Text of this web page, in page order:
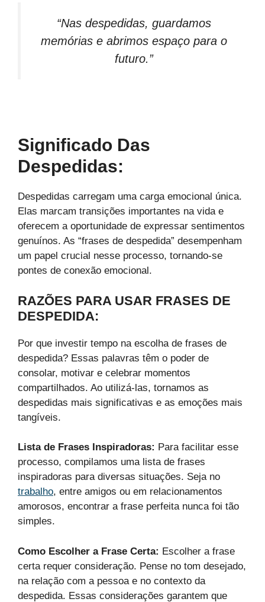
“Nas despedidas, guardamos
memórias e abrimos espaço para o
futuro.”
Significado Das
Despedidas:
Despedidas carregam uma carga emocional única.
Elas marcam transições importantes na vida e
oferecem a oportunidade de expressar sentimentos
genuínos. As “frases de despedida” desempenham
um papel crucial nesse processo, tornando-se
pontes de conexão emocional.
RAZÕES PARA USAR FRASES DE
DESPEDIDA:
Por que investir tempo na escolha de frases de
despedida? Essas palavras têm o poder de
consolar, motivar e celebrar momentos
compartilhados. Ao utilizá-las, tornamos as
despedidas mais significativas e as emoções mais
tangíveis.
Lista de Frases Inspiradoras: Para facilitar esse
processo, compilamos uma lista de frases
inspiradoras para diversas situações. Seja no
trabalho, entre amigos ou em relacionamentos
amorosos, encontrar a frase perfeita nunca foi tão
simples.
Como Escolher a Frase Certa: Escolher a frase
certa requer consideração. Pense no tom desejado,
na relação com a pessoa e no contexto da
despedida. Essas considerações garantem que